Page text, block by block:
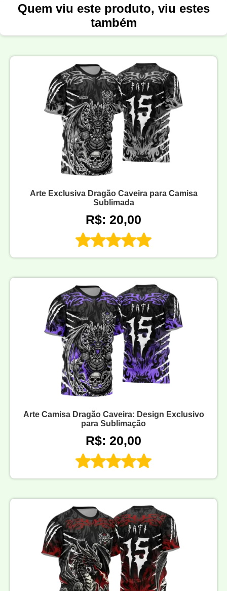
Quem viu este produto, viu estes
também
Arte Exclusiva Dragão Caveira para Camisa
Sublimada
R$: 20,00
Arte Camisa Dragão Caveira: Design Exclusivo
para Sublimação
R$: 20,00